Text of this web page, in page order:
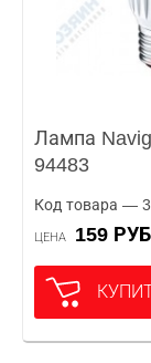
Лампа
94483
Код товара —
ЦЕНА 159